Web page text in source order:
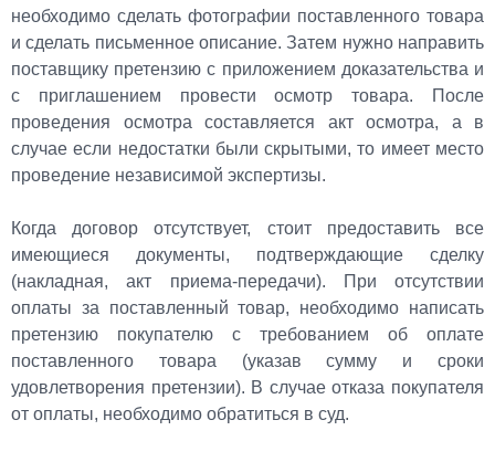
необходимо сделать фотографии поставленного товара
и сделать письменное описание. Затем нужно направить
поставщику претензию с приложением доказательства и
с приглашением провести осмотр товара. После
проведения осмотра составляется акт осмотра, а в
случае если недостатки были скрытыми, то имеет место
проведение независимой экспертизы.
Когда договор отсутствует, стоит предоставить все
имеющиеся документы, подтверждающие сделку
(накладная, акт приема-передачи). При отсутствии
оплаты за поставленный товар, необходимо написать
претензию покупателю с требованием об оплате
поставленного товара (указав сумму и сроки
удовлетворения претензии). В случае отказа покупателя
от оплаты, необходимо обратиться в суд.